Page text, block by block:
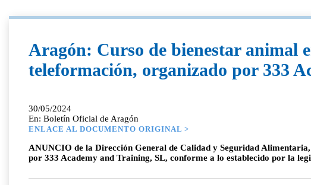
Aragón: Curso de bienestar animal
teleformación, organizado por 333
30/05/2024
En: Boletín Oficial de Aragón
ENLACE AL DOCUMENTO ORIGINAL >
ANUNCIO de la Dirección General de Calidad y Seguridad
por 333 Academy and Training, SL, conforme a lo establecido por la